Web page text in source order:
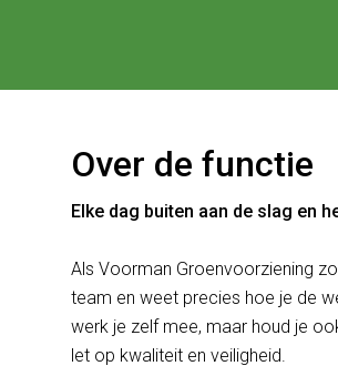
Over de functie
Elke dag buiten aan de slag en
Als Voorman Groenvoorziening
team en weet precies hoe je de
werk je zelf mee, maar houd je
let op kwaliteit en veiligheid.